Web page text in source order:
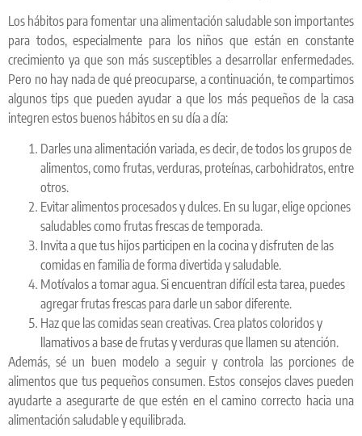
Los hábitos para fomentar una alimentación saludable son importantes
para todos, especialmente para los niños que están en constante
crecimiento ya que son más susceptibles a desarrollar enfermedades.
Pero no hay nada de qué preocuparse, a continuación, te compartimos
algunos tips que pueden ayudar a que los más pequeños de la casa
integren estos buenos hábitos en su día a día:
Darles una alimentación variada, es decir, de todos los grupos de
alimentos, como frutas, verduras, proteínas, carbohidratos, entre
otros.
Evitar alimentos procesados y dulces. En su lugar, elige opciones
saludables como frutas frescas de temporada.
Invita a que tus hijos participen en la cocina y disfruten de las
comidas en familia de forma divertida y saludable.
Motívalos a tomar agua. Si encuentran difícil esta tarea, puedes
agregar frutas frescas para darle un sabor diferente.
Haz que las comidas sean creativas. Crea platos coloridos y
llamativos a base de frutas y verduras que llamen su atención.
Además, sé un buen modelo a seguir y controla las porciones de
alimentos que tus pequeños consumen. Estos consejos claves pueden
ayudarte a asegurarte de que estén en el camino correcto hacia una
alimentación saludable y equilibrada.